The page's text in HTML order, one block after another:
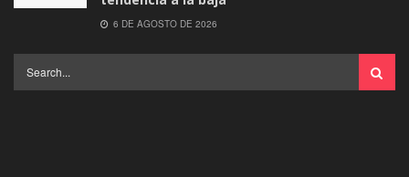
6 DE AGOSTO DE 2026